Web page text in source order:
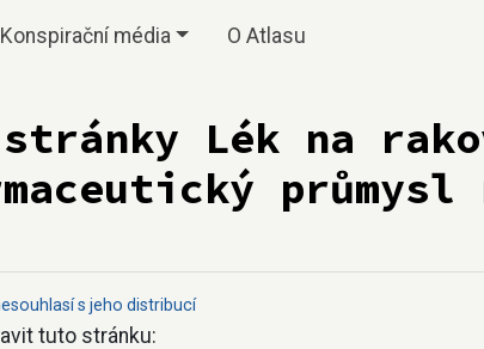
Konspirační média O Atlasu
Lék na
průmysl
s jeho distribucí
tuto stránku: